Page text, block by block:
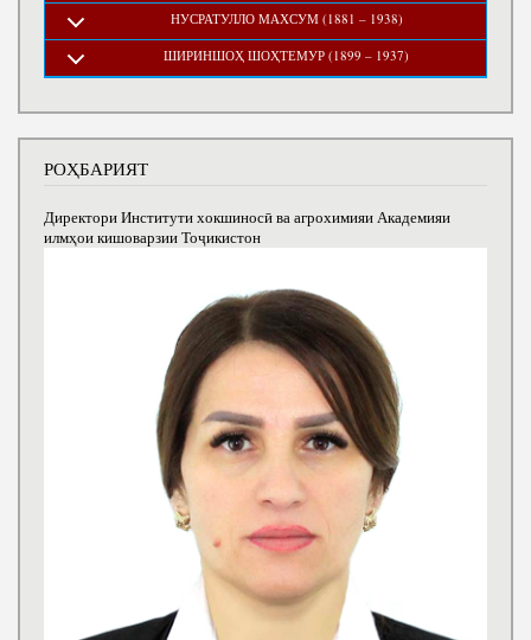
НУСРАТУЛЛО МАХСУМ (1881 – 1938)
ШИРИНШОҲ ШОҲТЕМУР (1899 – 1937)
РОҲБАРИЯТ
Директори Институти хокшиносӣ ва агрохимияи Академияи
илмҳои кишоварзии Тоҷикистон